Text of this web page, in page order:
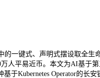
一键式、声明式摆设取全生
人平易近币。本文为AI基于
于Kubernetes Operator的